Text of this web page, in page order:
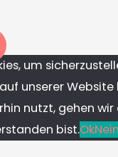
um
unserer Website
nutzt, gehen
bist.OkNein